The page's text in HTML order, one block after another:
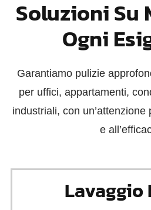
Soluzioni Su
Ogni
Garantiamo pulizie
per uffici, appartamenti,
industriali, con
e
Lavaggio